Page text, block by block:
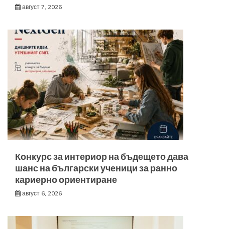
август 7, 2026
Конкурс за интериор на бъдещето дава
шанс на български ученици за ранно
кариерно ориентиране
август 6, 2026